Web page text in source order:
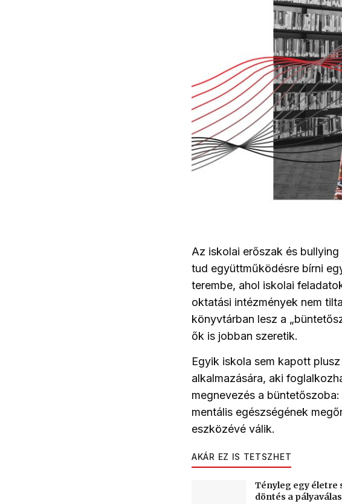
Az iskolai erőszak és
tud együttműködésre bírni
terembe, ahol iskolai
oktatási intézmények nem
könyvtárban lesz a
ők is jobban szeretik.
Egyik iskola sem kapott
alkalmazására, aki
megnevezés a
mentális egészségének
eszközévé válik.
AKÁR EZ IS TETSZHET
Tényleg egy életre
döntés a